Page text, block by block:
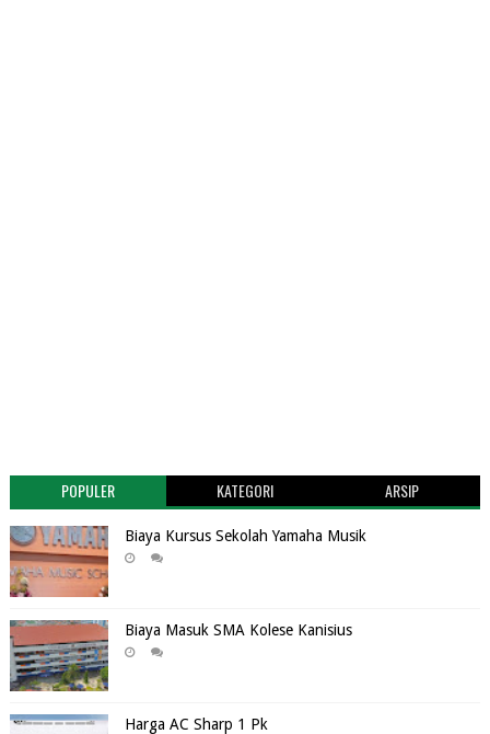
POPULER KATEGORI ARSIP
Biaya Kursus Sekolah Yamaha Musik
Biaya Masuk SMA Kolese Kanisius
Harga AC Sharp 1 Pk